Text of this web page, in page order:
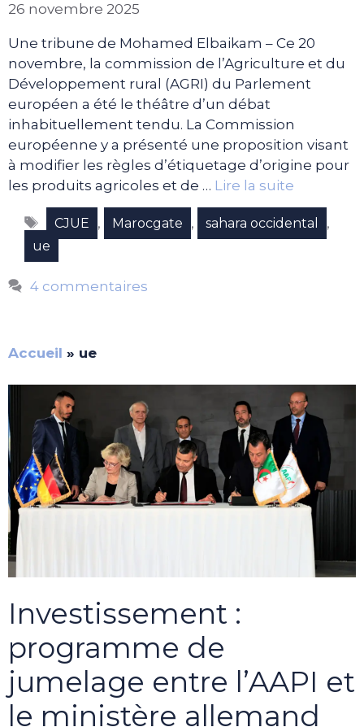
26 novembre 2025
Une tribune de Mohamed Elbaikam – Ce 20
novembre, la commission de l’Agriculture et du
Développement rural (AGRI) du Parlement
européen a été le théâtre d’un débat
inhabituellement tendu. La Commission
européenne y a présenté une proposition visant
à modifier les règles d’étiquetage d’origine pour
les produits agricoles et de … Lire la suite
Étiquettes
CJUE , Marocgate , sahara occidental ,
ue
4 commentaires
Accueil » ue
Investissement :
programme de
jumelage entre l’AAPI et
le ministère allemand